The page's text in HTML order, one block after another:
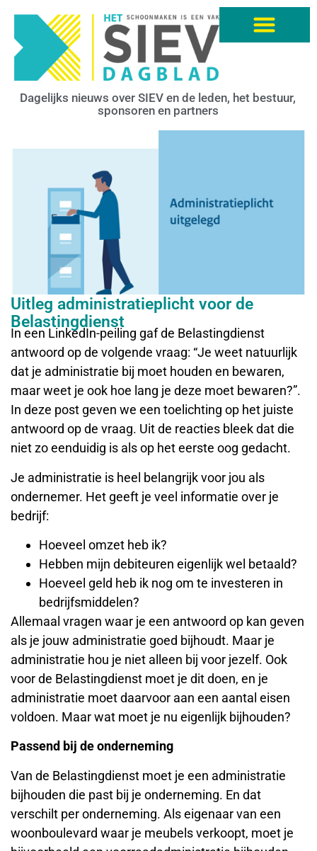
Dagelijks nieuws over SIEV en de leden, het bestuur,
sponsoren en partners
Uitleg administratieplicht voor de
Belastingdienst
In een LinkedIn-peiling gaf de Belastingdienst
antwoord op de volgende vraag: “Je weet natuurlijk
dat je administratie bij moet houden en bewaren,
maar weet je ook hoe lang je deze moet bewaren?”.
In deze post geven we een toelichting op het juiste
antwoord op de vraag. Uit de reacties bleek dat die
niet zo eenduidig is als op het eerste oog gedacht.
Je administratie is heel belangrijk voor jou als
ondernemer. Het geeft je veel informatie over je
bedrijf:
Hoeveel omzet heb ik?
Hebben mijn debiteuren eigenlijk wel betaald?
Hoeveel geld heb ik nog om te investeren in
bedrijfsmiddelen?
Allemaal vragen waar je een antwoord op kan geven
als je jouw administratie goed bijhoudt. Maar je
administratie hou je niet alleen bij voor jezelf. Ook
voor de Belastingdienst moet je dit doen, en je
administratie moet daarvoor aan een aantal eisen
voldoen. Maar wat moet je nu eigenlijk bijhouden?
Passend bij de onderneming
Van de Belastingdienst moet je een administratie
bijhouden die past bij je onderneming. En dat
verschilt per onderneming. Als eigenaar van een
woonboulevard waar je meubels verkoopt, moet je